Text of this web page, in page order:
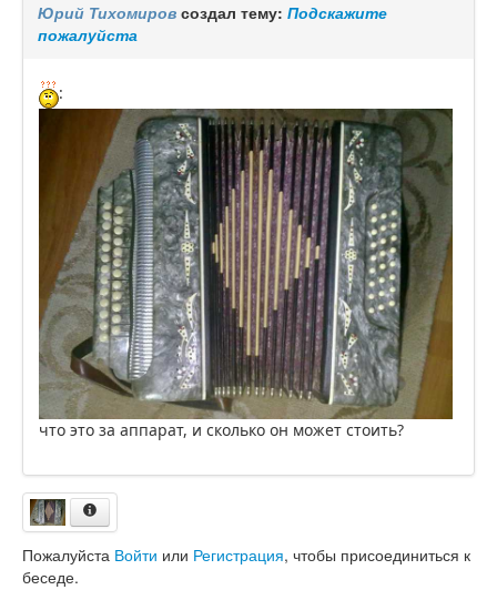
Юрий Тихомиров создал тему: Подскажите
пожалуйста
:
что это за аппарат, и сколько он может стоить?
Пожалуйста Войти или Регистрация, чтобы присоединиться к
беседе.